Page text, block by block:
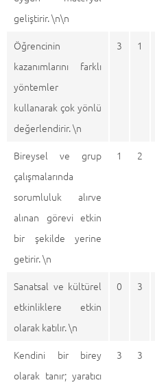
geliştirir. \n\n
Öğrencinin
kazanımlarını farklı
yöntemler
kullanarak çok yönlü
değerlendirir. \n
3 1
Bireysel ve grup
çalışmalarında
sorumluluk alırve
alınan görevi etkin
bir şekilde yerine
getirir. \n
1 2
Sanatsal ve kültürel
etkinliklere etkin
olarak katılır. \n
0 3
Kendini bir birey
olarak tanır; yaratıcı
3 3